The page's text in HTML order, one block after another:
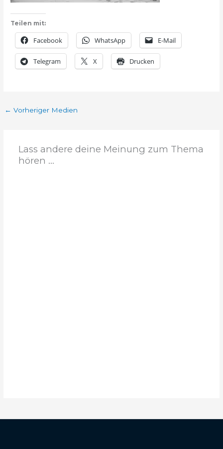
Teilen mit:
Facebook WhatsApp E-Mail
Telegram X Drucken
← Vorheriger Medien
Lass andere deine Meinung zum Thema
hören ...